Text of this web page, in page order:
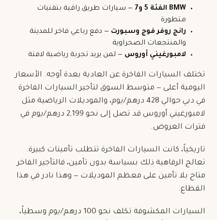
BMW الفئة 5 و7
— سيارات طريق راقية بتقنيات
متطورة
رانج روفر فوج وسبورت — دفع رباعي فاخر للمدينة
والمنتجعات الصحراوية
لامبورغيني أوروس — لمن يريد تجربة رياضية لافتة
تختلف السيارات الفاخرة عن العادية بعدة أوجه. الأسعار
اليومية أعلى — متوسط السوق لتأجير السيارات الفاخرة
في دبي حوالي 428 درهم/يوم، والموديلات الرياضية مثل
لامبورغيني أوروس قد تصل إلى نحو 2,199 درهم/يوم في
فترات العروض.
تاريخياً، كانت السيارات الفاخرة تتطلب تأمينات كبيرة.
تعالج الرفاهية ذلك بسياسة بدون تأمين، فالتأجير الفاخر
متاح بلا تأمين على معظم الموديلات — وهذا نادر في هذا
القطاع.
السيارات المكشوفة تكلف نحو 100 درهم/يوم وسطياً،